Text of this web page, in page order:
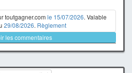
toutgagner.com le 15/07/2026. Valable
29/08/2026. Règlement
les commentaires